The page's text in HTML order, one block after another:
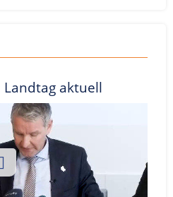
aktuell